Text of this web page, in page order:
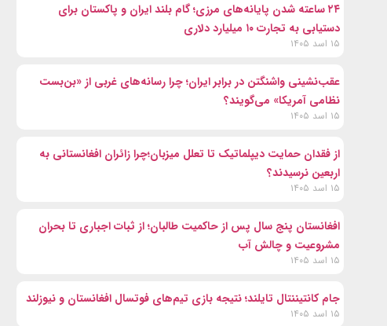
۲۴ ساعته شدن پایانه‌های مرزی؛ گام بلند ایران و پاکستان برای
دستیابی به تجارت ۱۰ میلیارد دلاری
۱۵ اسد ۱۴۰۵
عقب‌نشینی واشنگتن در برابر ایران؛ چرا رسانه‌های غربی از «بن‌بست
نظامی آمریکا» می‌گویند؟
۱۵ اسد ۱۴۰۵
از فقدان حمایت دیپلماتیک تا تعلل میزبان؛چرا زائران افغانستانی به
اربعین نرسیدند؟
۱۵ اسد ۱۴۰۵
افغانستان پنج سال پس از حاکمیت طالبان؛ از ثبات اجباری تا بحران
مشروعیت و چالش آب
۱۵ اسد ۱۴۰۵
جام کانتیننتال تایلند؛ نتیجه بازی تیم‌های فوتسال افغانستان و نیوزلند
۱۵ اسد ۱۴۰۵